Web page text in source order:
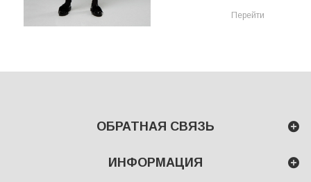
Перейти
ОБРАТНАЯ СВЯЗЬ
ИНФОРМАЦИЯ